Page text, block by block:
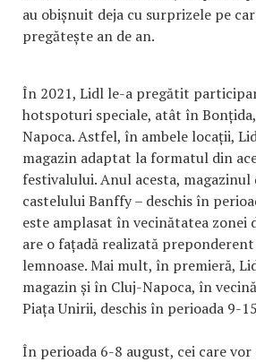
au obișnuit deja cu surprizele pe
pregătește an de an.
În 2021, Lidl le-a pregătit
hotspoturi speciale, atât în
Napoca. Astfel, în ambele locații,
magazin adaptat la formatul din
festivalului. Anul acesta, magazinul
castelului Banffy – deschis în
este amplasat în vecinătatea zonei
are o fațadă realizată
lemnoase. Mai mult, în premieră,
magazin și în Cluj-Napoca, în
Piața Unirii, deschis în perioada 9-
În perioada 6-8 august, cei care